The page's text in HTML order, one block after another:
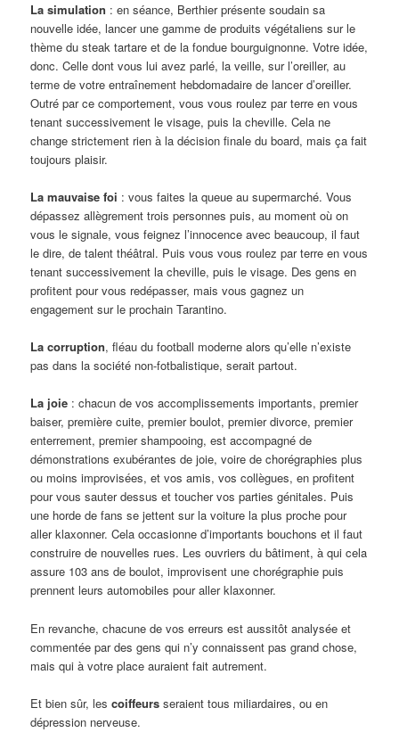
La simulation : en séance, Berthier présente soudain sa
nouvelle idée, lancer une gamme de produits végétaliens sur le
thème du steak tartare et de la fondue bourguignonne. Votre idée,
donc. Celle dont vous lui avez parlé, la veille, sur l’oreiller, au
terme de votre entraînement hebdomadaire de lancer d’oreiller.
Outré par ce comportement, vous vous roulez par terre en vous
tenant successivement le visage, puis la cheville. Cela ne
change strictement rien à la décision finale du board, mais ça fait
toujours plaisir.
La mauvaise foi : vous faites la queue au supermarché. Vous
dépassez allègrement trois personnes puis, au moment où on
vous le signale, vous feignez l’innocence avec beaucoup, il faut
le dire, de talent théâtral. Puis vous vous roulez par terre en vous
tenant successivement la cheville, puis le visage. Des gens en
profitent pour vous redépasser, mais vous gagnez un
engagement sur le prochain Tarantino.
La corruption, fléau du football moderne alors qu’elle n’existe
pas dans la société non-fotbalistique, serait partout.
La joie : chacun de vos accomplissements importants, premier
baiser, première cuite, premier boulot, premier divorce, premier
enterrement, premier shampooing, est accompagné de
démonstrations exubérantes de joie, voire de chorégraphies plus
ou moins improvisées, et vos amis, vos collègues, en profitent
pour vous sauter dessus et toucher vos parties génitales. Puis
une horde de fans se jettent sur la voiture la plus proche pour
aller klaxonner. Cela occasionne d’importants bouchons et il faut
construire de nouvelles rues. Les ouvriers du bâtiment, à qui cela
assure 103 ans de boulot, improvisent une chorégraphie puis
prennent leurs automobiles pour aller klaxonner.
En revanche, chacune de vos erreurs est aussitôt analysée et
commentée par des gens qui n’y connaissent pas grand chose,
mais qui à votre place auraient fait autrement.
Et bien sûr, lescoiffeursseraient tous miliardaires, ou en
dépression nerveuse.